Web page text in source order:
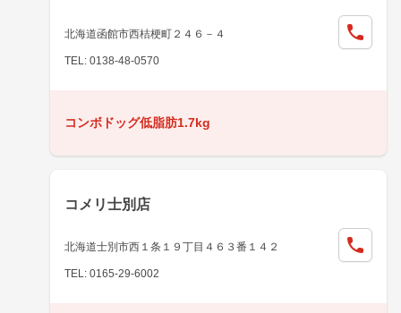
北海道函館市西桔梗町２４６－４
TEL: 0138-48-0570
コンボドッグ低脂肪1.7kg
コメリ士別店
北海道士別市西１条１９丁目４６３番１４２
TEL: 0165-29-6002